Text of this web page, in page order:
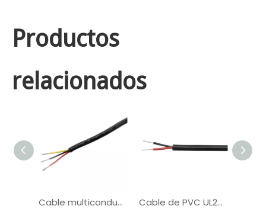
Productos
relacionados
Cable multiconductor UL20276 para cable de computadora Cable de PVC UL2586 para el sistema solar